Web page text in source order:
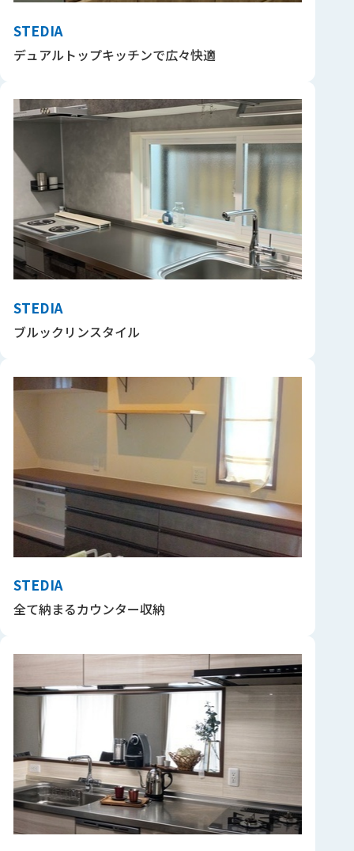
STEDIA
デュアルトップキッチンで広々快適
STEDIA
ブルックリンスタイル
STEDIA
全て納まるカウンター収納